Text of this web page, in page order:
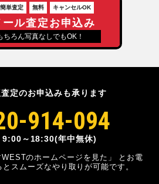
単査定 無料 キャンセルOK
ール査定お申込み
ちろん写真なしでもOK！
定のお申込みも承ります
914-094
9:00～18:30(年中無休)
のホームページを見た」
とお電
とスムーズなやり取りが可能です。